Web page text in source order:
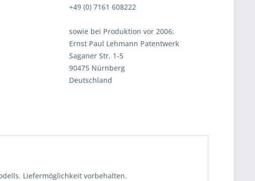
+49 (0) 7161 608222
sowie bei Produktion vor 2006:
Ernst Paul Lehmann Patentwerk
Saganer Str. 1-5
90475 Nürnberg
Deutschland
Liefermöglichkeit vorbehalten.